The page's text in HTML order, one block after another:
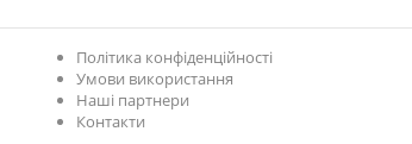
Політика конфіденційності
Умови використання
Наші партнери
Контакти